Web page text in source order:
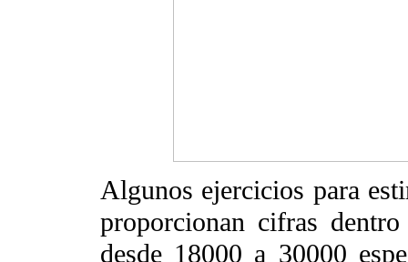
Algunos ejercicios para
proporcionan cifras
desde 18000 a 30000